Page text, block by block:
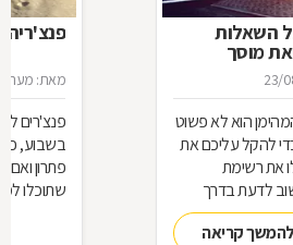
השאלות
מוסך
23/
הוא לא פשוט
כדי להקל עליכם את
את רשימת
לדעת בדרך
להמשך קריאה
מאת:
פנצ'רים
בשבוע,
פתרון
שתוכלו